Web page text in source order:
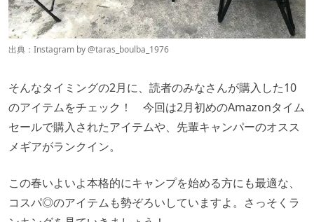
出典：Instagram by @taras_boulba_1976
そんなタイミングの2月に、読者のみなさんが購入した10
のアイテムをチェック！ 今回は2月初めのAmazonタイム
セールで購入されたアイテムや、先輩キャンパーのオスス
メギアがランクイン。
この春いよいよ本格的にキャンプを始める方にも最適な、
コスパ◎のアイテムも勢ぞろいしていますよ。さっそくラ